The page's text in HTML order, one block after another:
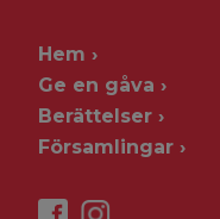
Hem
Ge en gåva
Berättelser
Församlingar